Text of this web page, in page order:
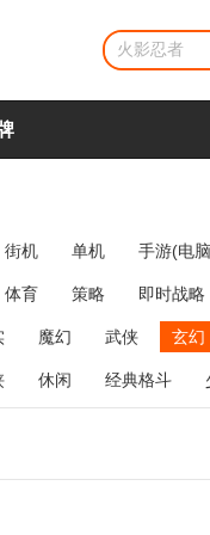
街机 单机 手游(电
体育 策略
即时战略
棋类 牌类 麻将
魔幻 武侠 玄幻
休闲 经典格斗